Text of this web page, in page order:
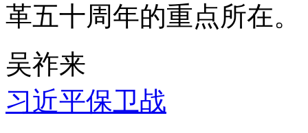
革五十周年的重点所在。
吴祚来
习近平保卫战